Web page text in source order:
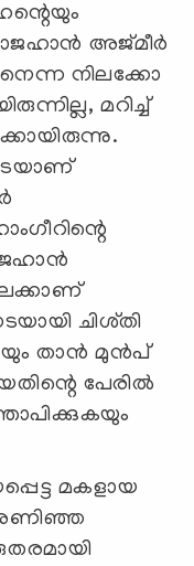
അജ്മീർ
നിലക്കോ
മറിച്ച്
ചിശ്തി
താൻ മുൻപ്
പേരിൽ
മകളായ